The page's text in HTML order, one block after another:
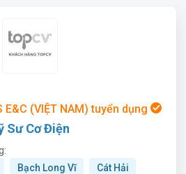
E&C (VIỆT NAM) tuyển dụng
Sư Cơ Điện
Bạch Long Vĩ
Cát Hải